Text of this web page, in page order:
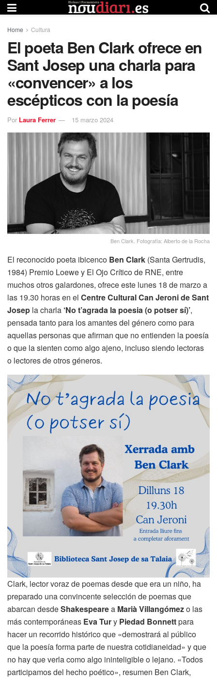
Home Cultura
El poeta Ben Clark ofrece en
Sant Josep una charla para
«convencer» a los
escépticos con la poesía
Por Laura Ferrer 15 marzo 2024
Ben Clark. Fotografía: Alberto de la Rocha
El reconocido poeta ibicenco Ben Clark (Santa Gertrudis,
1984) Premio Loewe y El Ojo Crítico de RNE, entre
muchos otros galardones, ofrece este lunes 18 de marzo a
las 19.30 horas en el Centre Cultural Can Jeroni de Sant
Josep la charla ‘No t’agrada la poesia (o potser sí)’,
pensada tanto para los amantes del género como para
aquellas personas que afirman que no entienden la poesía
o que la sienten como algo ajeno, incluso siendo lectoras
o lectores de otros géneros.
Clark, lector voraz de poemas desde que era un niño, ha
preparado una convincente selección de poemas que
abarcan desdeShakespearea Marià Villangómezo las
más contemporáneas Eva Tury Piedad Bonnettpara
hacer un recorrido histórico que «demostrará al público
que la poesía forma parte de nuestra cotidianeidad» y que
no hay que verla como algo ininteligible o lejano. «Todos
participamos del hecho poético», resumen Ben Clark,